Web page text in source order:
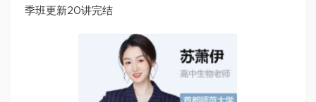
季班更新20讲完结